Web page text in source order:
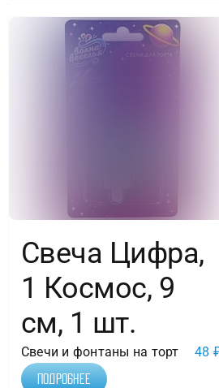
Свеча Цифра,
1 Космос, 9
см, 1 шт.
Свечи и фонтаны на торт 48
Подробнее